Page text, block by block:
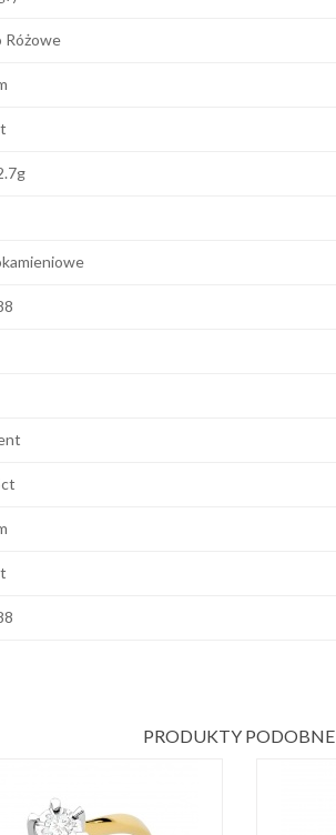
Różowe
PRODUKTY PODOBNE